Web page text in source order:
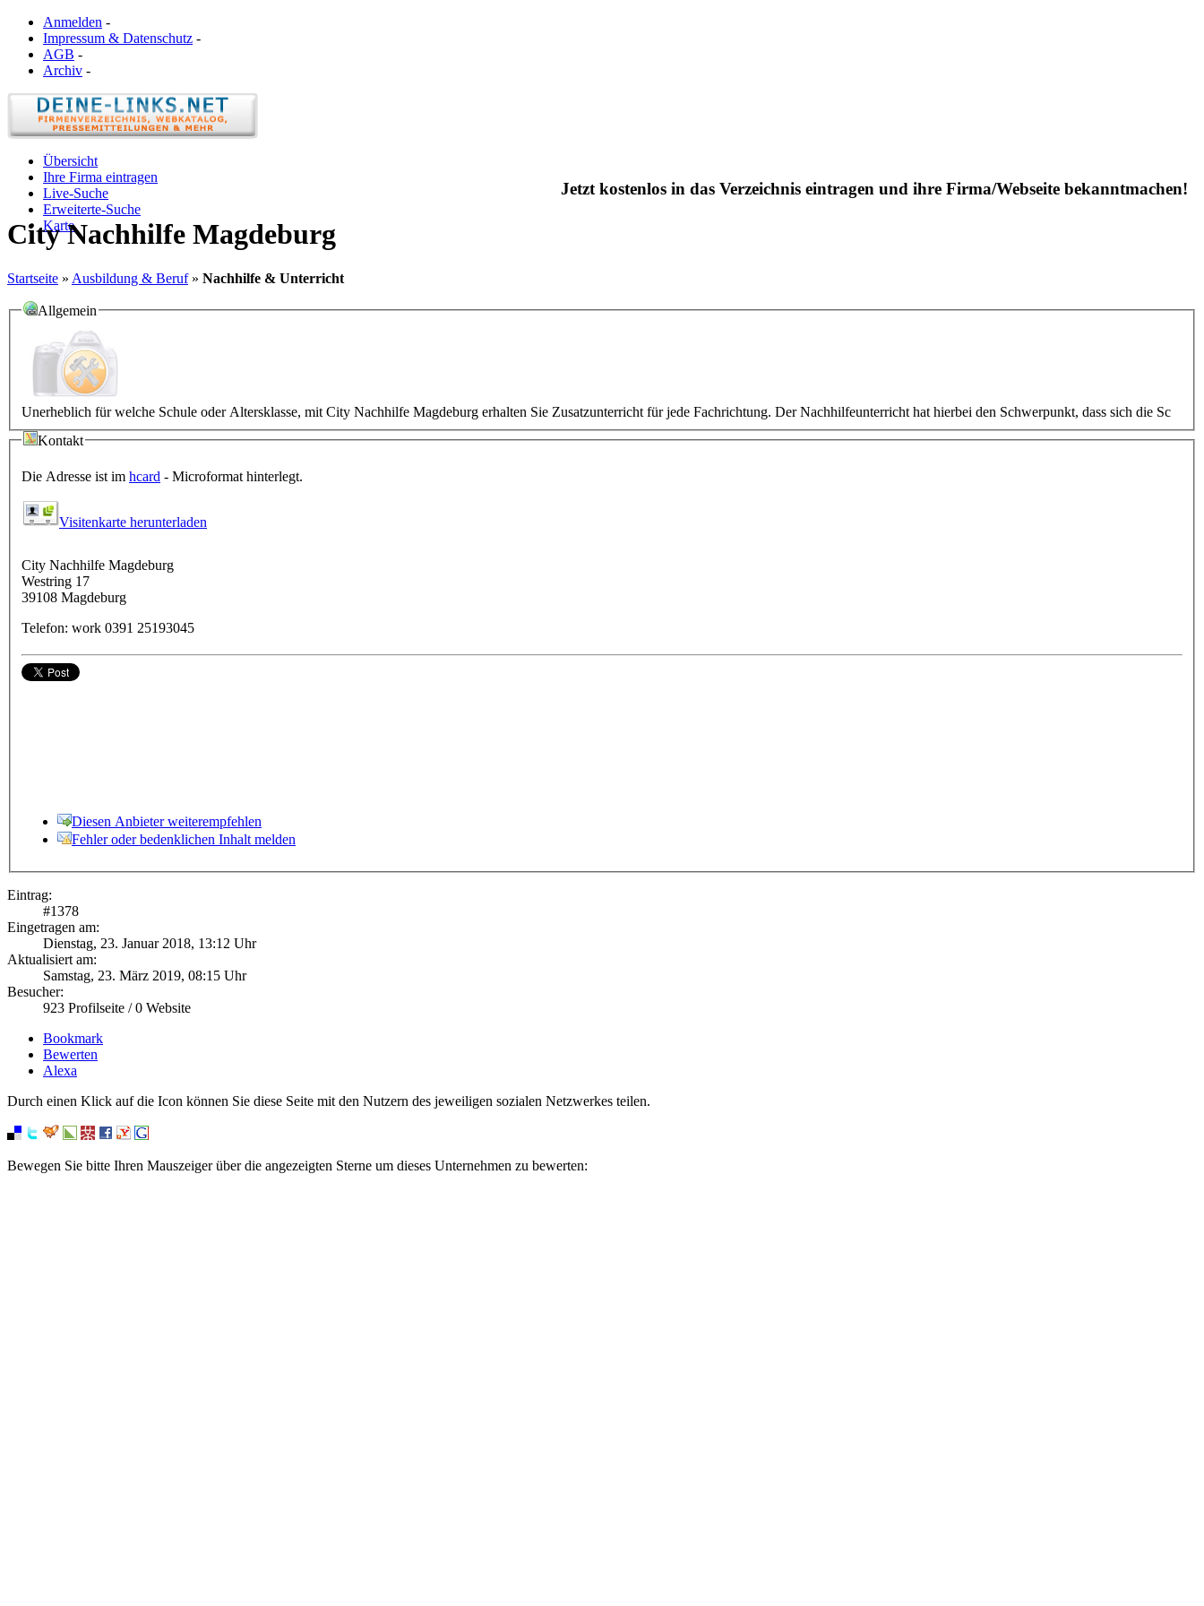
Anmelden -
Impressum & Datenschutz -
AGB -
Archiv -
Übersicht
Ihre Firma eintragen
Live-Suche
Erweiterte-Suche
Karte
Jetzt kostenlos in das Verzeichnis eintragen und ihre Firma/Webseite bekanntmachen!
City Nachhilfe Magdeburg
Startseite » Ausbildung & Beruf» Nachhilfe & Unterricht
Allgemein
Unerheblich für welche Schule oder Altersklasse, mit City Nachhilfe Magdeburg erhalten Sie Zusatzunterricht für jede Fachrichtung. Der Nachhilfeunterricht hat hierbei den Schwerpunkt, dass sich die Sc
Kontakt
Die Adresse ist im hcard - Microformat hinterlegt.
Visitenkarte herunterladen
City Nachhilfe Magdeburg
Westring 17
39108 Magdeburg
Telefon: work 0391 25193045
Diesen Anbieter weiterempfehlen
Fehler oder bedenklichen Inhalt melden
Eintrag:
#1378
Eingetragen am:
Dienstag, 23. Januar 2018, 13:12 Uhr
Aktualisiert am:
Samstag, 23. März 2019, 08:15 Uhr
Besucher:
923 Profilseite /0 Website
Bookmark
Bewerten
Alexa
Durch einen Klick auf die Icon können Sie diese Seite mit den Nutzern des jeweiligen sozialen Netzwerkes teilen.
Bewegen Sie bitte Ihren Mauszeiger über die angezeigten Sterne um dieses Unternehmen zu bewerten: